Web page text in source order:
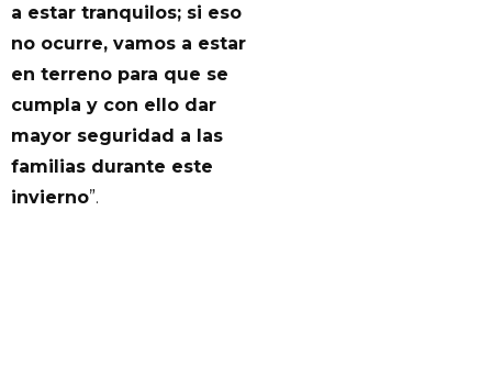
a estar tranquilos; si eso
no ocurre, vamos a estar
en terreno para que se
cumpla y con ello dar
mayor seguridad a las
familias durante este
invierno”.